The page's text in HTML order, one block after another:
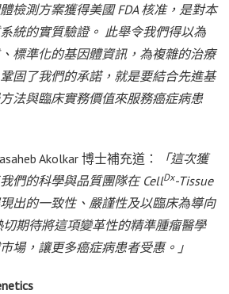
檢測方案獲得美國 FDA 核准，是對本
統的實質驗證。 此舉令我們得以為
標準化的基因體資訊，為複雜的治療
固了我們的承諾，就是要結合先進基
法與臨床實務價值來服務癌症病患
Akolkar 博士補充道：
「這次獲
們的科學與品質團隊在 CellDx-Tissue
出的一致性、嚴謹性及以臨床為導向
期待將這項變革性的精準腫瘤醫學
場，讓更多癌症病患者受惠。」